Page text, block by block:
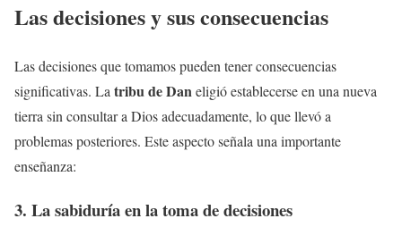
Las decisiones y sus consecuencias
Las decisiones que tomamos pueden tener consecuencias
significativas. La tribu de Daneligió establecerse en una nueva
tierra sin consultar a Dios adecuadamente, lo que llevó a
problemas posteriores. Este aspecto señala una importante
enseñanza:
3. La sabiduría en la toma de decisiones